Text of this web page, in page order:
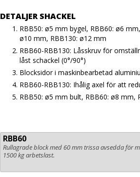
DETALJER SHACKEL
RBB50: ø5 mm bygel, RBB60: ø6
ø10 mm, RBB130: ø12 mm
RBB60-RBB130: Låsskruv för
låst schackel (0°/90°)
Blocksidor i maskinbearbetad
RBB60-RBB130: Ihålig axel för att
RBB50: ø5 mm bult, RBB60: ø8 mm,
RBB60
Rullagrade block med 60 mm trissa avsedda för
1500 kg arbetslast.